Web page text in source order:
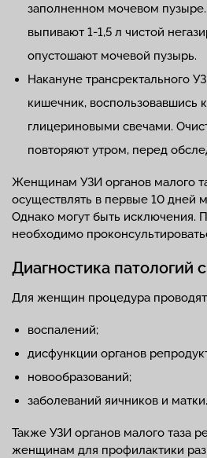
заполненном мочевом
выпивают 1-1,5 л чистой
опустошают мочевой пузырь.
Накануне трансректального
кишечник, воспользовавшись
глицериновыми свечами.
повторяют утром, перед
Женщинам УЗИ органов малого
осуществлять в первые 10 дней
Однако могут быть исключения.
необходимо
Диагностика
Для женщин процедура
воспалений;
дисфункции органов
новообразований;
заболеваний яичников и матки.
Также УЗИ органов малого таза
женщинам для профилактики